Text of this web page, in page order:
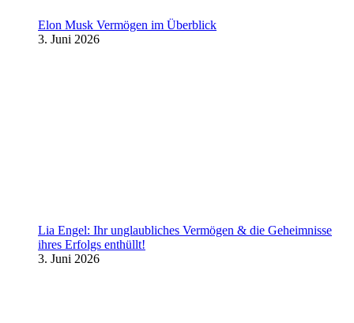
Elon Musk Vermögen im Überblick
3. Juni 2026
Lia Engel: Ihr unglaubliches Vermögen & die Geheimnisse
ihres Erfolgs enthüllt!
3. Juni 2026